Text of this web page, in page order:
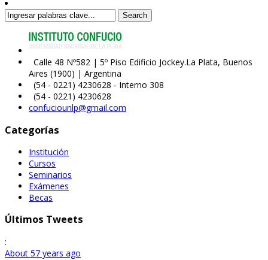
Search
Calle 48 Nº582 | 5º Piso Edificio Jockey.La Plata, Buenos
Aires (1900) | Argentina
(54 - 0221) 4230628 - Interno 308
(54 - 0221) 4230628
confuciounlp@gmail.com
Categorías
Institución
Cursos
Seminarios
Exámenes
Becas
Últimos Tweets
:
About 57 years ago